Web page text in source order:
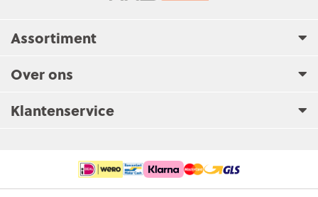
Assortiment
Over ons
Klantenservice